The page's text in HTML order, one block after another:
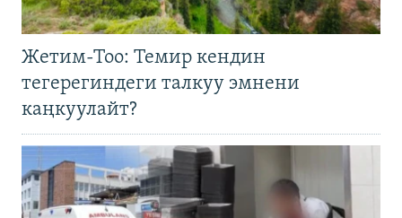
Жетим-Тоо: Темир кендин
тегерегиндеги талкуу эмнени
каңкуулайт?